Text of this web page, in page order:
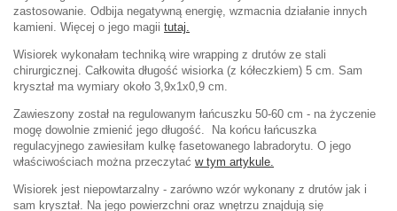
zastosowanie. Odbija negatywną energię, wzmacnia działanie innych
kamieni. Więcej o jego magii tutaj.
Wisiorek wykonałam techniką wire wrapping z drutów ze stali
chirurgicznej. Całkowita długość wisiorka (z kółeczkiem) 5 cm. Sam
kryształ ma wymiary około 3,9x1x0,9 cm.
Zawieszony został na regulowanym łańcuszku 50-60 cm - na życzenie
mogę dowolnie zmienić jego długość. Na końcu łańcuszka
regulacyjnego zawiesiłam kulkę fasetowanego labradorytu. O jego
właściwościach można przeczytać w tym artykule.
Wisiorek jest niepowtarzalny - zarówno wzór wykonany z drutów jak i
sam kryształ. Na jego powierzchni oraz wnętrzu znajdują się